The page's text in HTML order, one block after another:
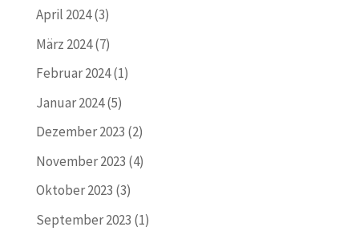
April 2024(3)
März 2024(7)
Februar 2024(1)
Januar 2024(5)
Dezember 2023 (2)
November 2023 (4)
Oktober 2023 (3)
September 2023 (1)